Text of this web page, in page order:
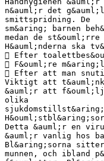
n&auml;r det
smittspridning. De
sm&aring; barnen
medan de
H&auml;nderna ska
 Efter
 F&ouml;re
 Efter att man
Viktigt att
&auml;r att
olika
H&ouml;stbl&aring;sor
Detta &auml;r en
&auml;r vanlig hos
Bl&aring;sorna
munnen, och ibland